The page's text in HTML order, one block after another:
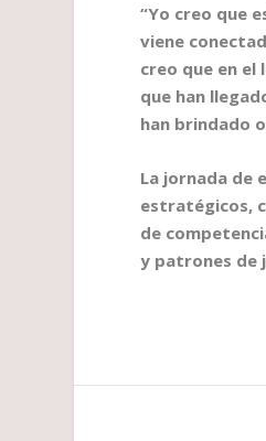
“Yo creo que
viene
creo que en el
que han
han brindado
La jornada de
estratégicos,
de
y patrones de